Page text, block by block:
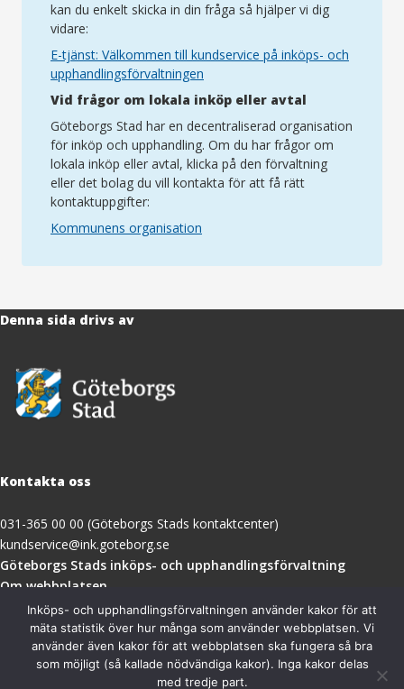
kan du enkelt skicka in din fråga så hjälper vi dig
vidare:
E-tjänst: Välkommen till kundservice på inköps- och
upphandlingsförvaltningen
Vid frågor om lokala inköp eller avtal
Göteborgs Stad har en decentraliserad organisation
för inköp och upphandling. Om du har frågor om
lokala inköp eller avtal, klicka på den förvaltning
eller det bolag du vill kontakta för att få rätt
kontaktuppgifter:
Kommunens organisation
Denna sida drivs av
Kontakta oss
031-365 00 00 (Göteborgs Stads kontaktcenter)
kundservice@ink.goteborg.se
Göteborgs Stads inköps- och upphandlingsförvaltning(öppnas
nytt
fönster)
Om webbplatsen
Tillgänglighetsredogörelse
Besöksadress
Inköps- och upphandlingsförvaltningen använder kakor för att
mäta statistik över hur många som använder webbplatsen. Vi
använder även kakor för att webbplatsen ska fungera så bra
som möjligt (så kallade nödvändiga kakor). Inga kakor delas
med tredje part.